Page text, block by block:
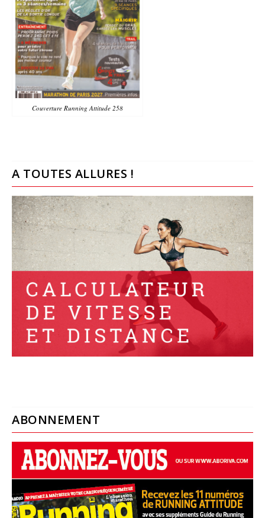
Couverture Running Attitude 258
A TOUTES ALLURES !
ABONNEMENT